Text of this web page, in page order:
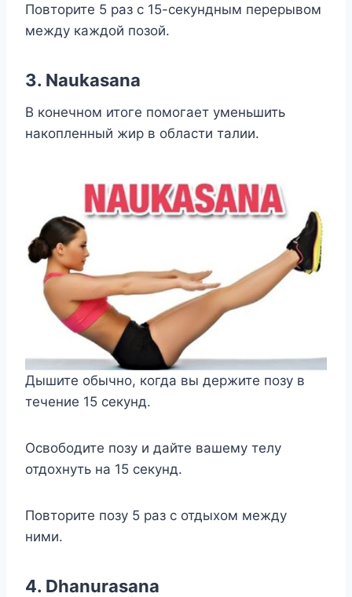
Повторите 5 раз с 15-секундным перерывом
между каждой позой.
3. Naukasana
В конечном итоге помогает уменьшить
накопленный жир в области талии.
Дышите обычно, когда вы держите позу в
течение 15 секунд.
Освободите позу и дайте вашему телу
отдохнуть на 15 секунд.
Повторите позу 5 раз с отдыхом между
ними.
4. Dhanurasana